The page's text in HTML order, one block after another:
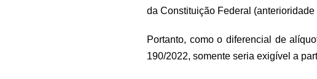
da Constituição Federal (anterioridade
Portanto, como o diferencial de
190/2022, somente seria exigível a